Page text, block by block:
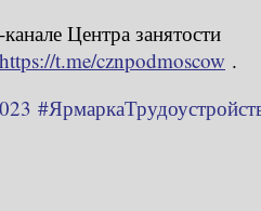
Центра занятости
https://t.me/cznpodmoscow .